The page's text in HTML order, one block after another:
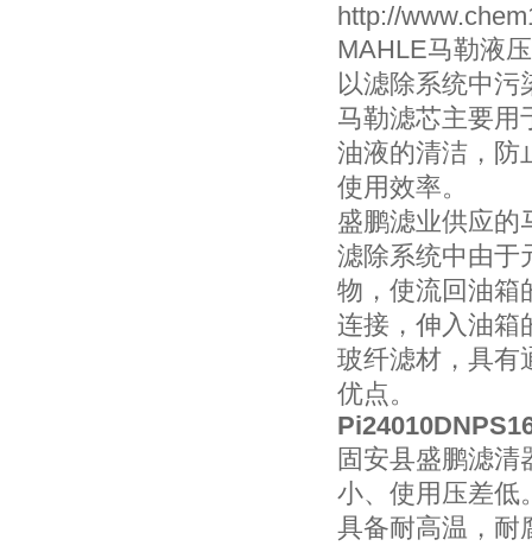
http://
MAHLE马勒液
以滤除系统中污
马勒滤芯主要用
油液的清洁，防
使用效率。
盛鹏滤业供应的
滤除系统中由于
物，使流回油箱
连接，伸入油箱
玻纤滤材，具有
优点。
固安县盛鹏滤
小、使用压差低
具备耐高温，耐